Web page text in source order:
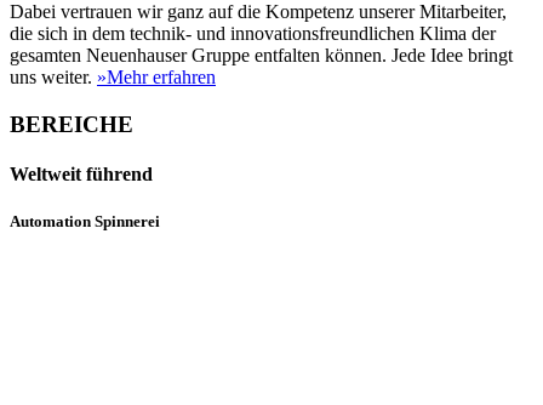
Dabei vertrauen wir ganz auf die Kompetenz unserer Mitarbeiter,
die sich in dem technik- und innovationsfreundlichen Klima der
gesamten Neuenhauser Gruppe entfalten können. Jede Idee bringt
uns weiter. »Mehr erfahren
BEREICHE
Weltweit führend
Automation Spinnerei